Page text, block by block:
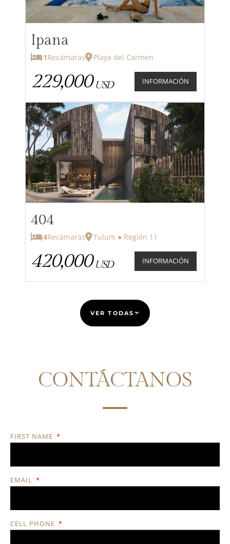
Ipana
1Recámaras Playa del Carmen
229,000 USD INFORMACIÓN
404
4Recámaras Tulum ● Región 11
420,000 USD INFORMACIÓN
VER TODAS
CONTÁCTANOS
FIRST NAME
EMAIL
CELL PHONE